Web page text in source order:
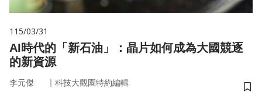
115/03/31
AI時代的「新石油」：晶片如何成為大國競逐
的新資源
李元傑 ｜ 科技大觀園特約編輯
儲